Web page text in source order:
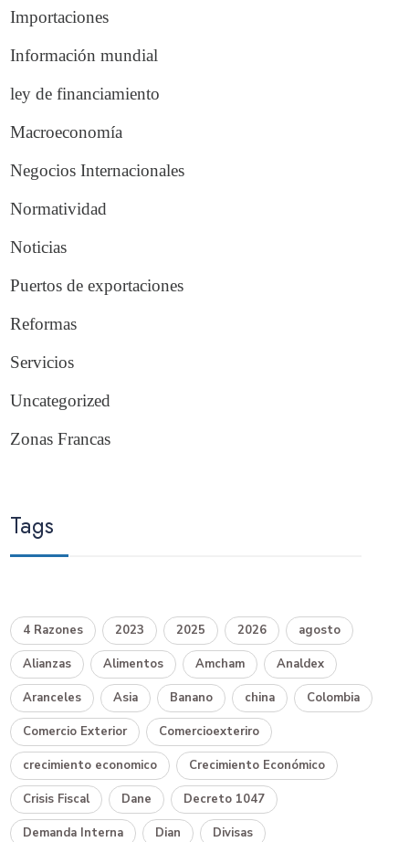
Importaciones
Información mundial
ley de financiamiento
Macroeconomía
Negocios Internacionales
Normatividad
Noticias
Puertos de exportaciones
Reformas
Servicios
Uncategorized
Zonas Francas
Tags
4 Razones 2023 2025 2026 agosto
Alianzas Alimentos Amcham Analdex
Aranceles Asia Banano china Colombia
Comercio Exterior Comercioexteriro
crecimiento economico Crecimiento Económico
Crisis Fiscal Dane Decreto 1047
Demanda Interna Dian Divisas